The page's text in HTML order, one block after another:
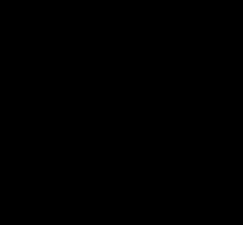
II
CULTURA INCLUSIVA